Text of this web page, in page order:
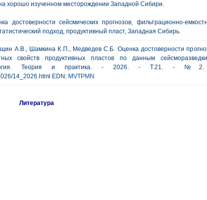
хорошо изученном месторождении Западной Сибири.
достоверности сейсмических прогнозов, фильтрационно-
подход, продуктивный пласт, Западная Сибирь.
А.В., Шамкина К.П., Медведев С.Б. Оценка достоверности
свойств продуктивных пластов по данным
Теория и практика. - 2026. - Т.21. -
14_2026.html EDN: MVTPMN
Литература